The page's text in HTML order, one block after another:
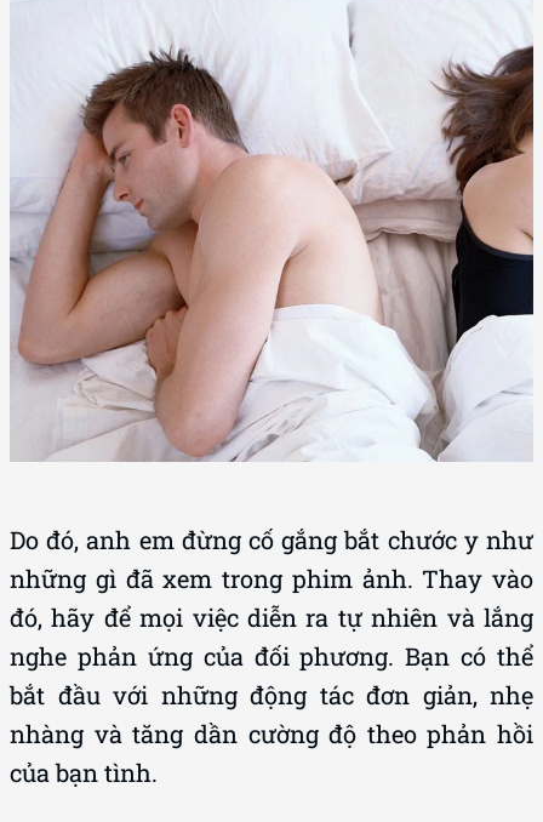
Do đó, anh em đừng cố gắng bắt chước y như
những gì đã xem trong phim ảnh. Thay vào
đó, hãy để mọi việc diễn ra tự nhiên và lắng
nghe phản ứng của đối phương. Bạn có thể
bắt đầu với những động tác đơn giản, nhẹ
nhàng và tăng dần cường độ theo phản hồi
của bạn tình.